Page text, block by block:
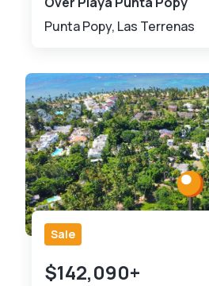
Punta Popy, Las Terrenas
Sale
$142,090+